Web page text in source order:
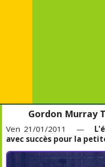
Gordon Murray
Ven 21/01/2011 —
avec succès pour la